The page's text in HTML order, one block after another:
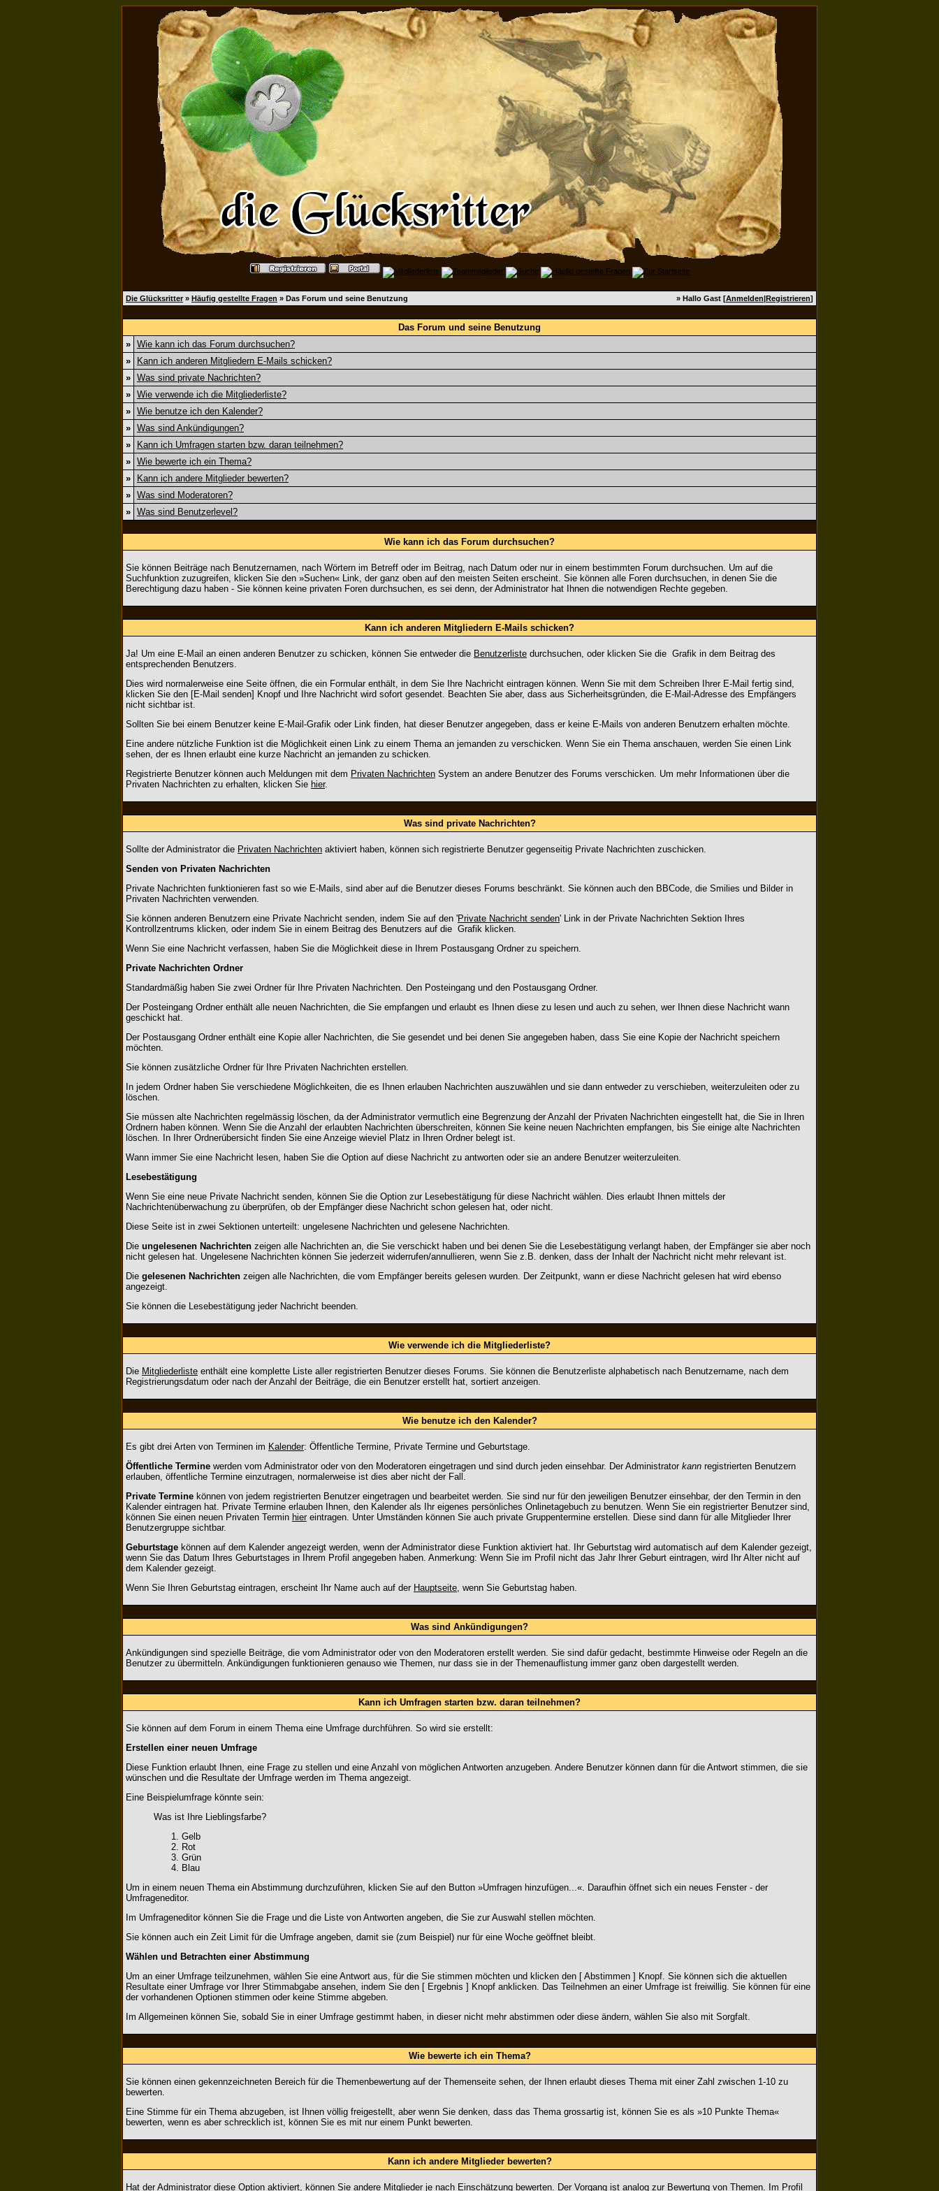
Die Glücksritter » Häufig gestellte Fragen » Das Forum und seine Benutzung » Hallo Gast [Anmelden|Registrieren]
Das Forum und seine Benutzung
» Wie kann ich das Forum durchsuchen?
»
Kann ich anderen Mitgliedern E-Mails schicken?
» Was sind private Nachrichten?
» Wie verwende ich die Mitgliederliste?
» Wie benutze ich den Kalender?
» Was sind Ankündigungen?
»
Kann ich Umfragen starten bzw. daran teilnehmen?
» Wie bewerte ich ein Thema?
»
Kann ich andere Mitglieder bewerten?
» Was sind Moderatoren?
» Was sind Benutzerlevel?
Wie kann ich das Forum durchsuchen?
Sie können Beiträge nach Benutzernamen, nach Wörtern im Betreff oder im Beitrag, nach Datum oder nur in einem bestimmten Forum durchsuchen. Um auf die
Suchfunktion zuzugreifen, klicken Sie den »Suchen« Link, der ganz oben auf den meisten Seiten erscheint. Sie können alle Foren durchsuchen, in denen Sie die
Berechtigung dazu haben - Sie können keine privaten Foren durchsuchen, es sei denn, der Administrator hat Ihnen die notwendigen Rechte gegeben.
Kann ich anderen Mitgliedern E-Mails schicken?
Ja! Um eine E-Mail an einen anderen Benutzer zu schicken, können Sie entweder die Benutzerliste durchsuchen, oder klicken Sie die Grafik in dem Beitrag des
entsprechenden Benutzers.
Dies wird normalerweise eine Seite öffnen, die ein Formular enthält, in dem Sie Ihre Nachricht eintragen können. Wenn Sie mit dem Schreiben Ihrer E-Mail fertig sind,
klicken Sie den [E-Mail senden] Knopf und Ihre Nachricht wird sofort gesendet. Beachten Sie aber, dass aus Sicherheitsgründen, die E-Mail-Adresse des Empfängers
nicht sichtbar ist.
Sollten Sie bei einem Benutzer keine E-Mail-Grafik oder Link finden, hat dieser Benutzer angegeben, dass er keine E-Mails von anderen Benutzern erhalten möchte.
Eine andere nützliche Funktion ist die Möglichkeit einen Link zu einem Thema an jemanden zu verschicken. Wenn Sie ein Thema anschauen, werden Sie einen Link
sehen, der es Ihnen erlaubt eine kurze Nachricht an jemanden zu schicken.
Registrierte Benutzer können auch Meldungen mit dem Privaten Nachrichten System an andere Benutzer des Forums verschicken. Um mehr Informationen über die
Privaten Nachrichten zu erhalten, klicken Sie hier.
Was sind private Nachrichten?
Sollte der Administrator die Privaten Nachrichten aktiviert haben, können sich registrierte Benutzer gegenseitig Private Nachrichten zuschicken.
Senden von Privaten Nachrichten
Private Nachrichten funktionieren fast so wie E-Mails, sind aber auf die Benutzer dieses Forums beschränkt. Sie können auch den BBCode, die Smilies und Bilder in
Privaten Nachrichten verwenden.
Sie können anderen Benutzern eine Private Nachricht senden, indem Sie auf den 'Private Nachricht senden' Link in der Private Nachrichten Sektion Ihres
Kontrollzentrums klicken, oder indem Sie in einem Beitrag des Benutzers auf die Grafik klicken.
Wenn Sie eine Nachricht verfassen, haben Sie die Möglichkeit diese in Ihrem Postausgang Ordner zu speichern.
Private Nachrichten Ordner
Standardmäßig haben Sie zwei Ordner für Ihre Privaten Nachrichten. Den Posteingang und den Postausgang Ordner.
Der Posteingang Ordner enthält alle neuen Nachrichten, die Sie empfangen und erlaubt es Ihnen diese zu lesen und auch zu sehen, wer Ihnen diese Nachricht wann
geschickt hat.
Der Postausgang Ordner enthält eine Kopie aller Nachrichten, die Sie gesendet und bei denen Sie angegeben haben, dass Sie eine Kopie der Nachricht speichern
möchten.
Sie können zusätzliche Ordner für Ihre Privaten Nachrichten erstellen.
In jedem Ordner haben Sie verschiedene Möglichkeiten, die es Ihnen erlauben Nachrichten auszuwählen und sie dann entweder zu verschieben, weiterzuleiten oder zu
löschen.
Sie müssen alte Nachrichten regelmässig löschen, da der Administrator vermutlich eine Begrenzung der Anzahl der Privaten Nachrichten eingestellt hat, die Sie in Ihren
Ordnern haben können. Wenn Sie die Anzahl der erlaubten Nachrichten überschreiten, können Sie keine neuen Nachrichten empfangen, bis Sie einige alte Nachrichten
löschen. In Ihrer Ordnerübersicht finden Sie eine Anzeige wieviel Platz in Ihren Ordner belegt ist.
Wann immer Sie eine Nachricht lesen, haben Sie die Option auf diese Nachricht zu antworten oder sie an andere Benutzer weiterzuleiten.
Lesebestätigung
Wenn Sie eine neue Private Nachricht senden, können Sie die Option zur Lesebestätigung für diese Nachricht wählen. Dies erlaubt Ihnen mittels der
Nachrichtenüberwachung zu überprüfen, ob der Empfänger diese Nachricht schon gelesen hat, oder nicht.
Diese Seite ist in zwei Sektionen unterteilt: ungelesene Nachrichten und gelesene Nachrichten.
Die ungelesenen Nachrichten zeigen alle Nachrichten an, die Sie verschickt haben und bei denen Sie die Lesebestätigung verlangt haben, der Empfänger sie aber noch
nicht gelesen hat. Ungelesene Nachrichten können Sie jederzeit widerrufen/annullieren, wenn Sie z.B. denken, dass der Inhalt der Nachricht nicht mehr relevant ist.
Die gelesenen Nachrichten zeigen alle Nachrichten, die vom Empfänger bereits gelesen wurden. Der Zeitpunkt, wann er diese Nachricht gelesen hat wird ebenso
angezeigt.
Sie können die Lesebestätigung jeder Nachricht beenden.
Wie verwende ich die Mitgliederliste?
Die Mitgliederliste enthält eine komplette Liste aller registrierten Benutzer dieses Forums. Sie können die Benutzerliste alphabetisch nach Benutzername, nach dem
Registrierungsdatum oder nach der Anzahl der Beiträge, die ein Benutzer erstellt hat, sortiert anzeigen.
Wie benutze ich den Kalender?
Es gibt drei Arten von Terminen im Kalender: Öffentliche Termine, Private Termine und Geburtstage.
Öffentliche Termine werden vom Administrator oder von den Moderatoren eingetragen und sind durch jeden einsehbar. Der Administrator kann registrierten Benutzern
erlauben, öffentliche Termine einzutragen, normalerweise ist dies aber nicht der Fall.
Private Termine können von jedem registrierten Benutzer eingetragen und bearbeitet werden. Sie sind nur für den jeweiligen Benutzer einsehbar, der den Termin in den
Kalender eintragen hat. Private Termine erlauben Ihnen, den Kalender als Ihr eigenes persönliches Onlinetagebuch zu benutzen. Wenn Sie ein registrierter Benutzer sind,
können Sie einen neuen Privaten Termin hier eintragen. Unter Umständen können Sie auch private Gruppentermine erstellen. Diese sind dann für alle Mitglieder Ihrer
Benutzergruppe sichtbar.
Geburtstage können auf dem Kalender angezeigt werden, wenn der Administrator diese Funktion aktiviert hat. Ihr Geburtstag wird automatisch auf dem Kalender gezeigt,
wenn Sie das Datum Ihres Geburtstages in Ihrem Profil angegeben haben. Anmerkung: Wenn Sie im Profil nicht das Jahr Ihrer Geburt eintragen, wird Ihr Alter nicht auf
dem Kalender gezeigt.
Wenn Sie Ihren Geburtstag eintragen, erscheint Ihr Name auch auf der Hauptseite, wenn Sie Geburtstag haben.
Was sind Ankündigungen?
Ankündigungen sind spezielle Beiträge, die vom Administrator oder von den Moderatoren erstellt werden. Sie sind dafür gedacht, bestimmte Hinweise oder Regeln an die
Benutzer zu übermitteln. Ankündigungen funktionieren genauso wie Themen, nur dass sie in der Themenauflistung immer ganz oben dargestellt werden.
Kann ich Umfragen starten bzw. daran teilnehmen?
Sie können auf dem Forum in einem Thema eine Umfrage durchführen. So wird sie erstellt:
Erstellen einer neuen Umfrage
Diese Funktion erlaubt Ihnen, eine Frage zu stellen und eine Anzahl von möglichen Antworten anzugeben. Andere Benutzer können dann für die Antwort stimmen, die sie
wünschen und die Resultate der Umfrage werden im Thema angezeigt.
Eine Beispielumfrage könnte sein:
Was ist Ihre Lieblingsfarbe?
Gelb
Rot
Grün
Blau
Um in einem neuen Thema ein Abstimmung durchzuführen, klicken Sie auf den Button »Umfragen hinzufügen...«. Daraufhin öffnet sich ein neues Fenster - der
Umfrageneditor.
Im Umfrageneditor können Sie die Frage und die Liste von Antworten angeben, die Sie zur Auswahl stellen möchten.
Sie können auch ein Zeit Limit für die Umfrage angeben, damit sie (zum Beispiel) nur für eine Woche geöffnet bleibt.
Wählen und Betrachten einer Abstimmung
Um an einer Umfrage teilzunehmen, wählen Sie eine Antwort aus, für die Sie stimmen möchten und klicken den [ Abstimmen ] Knopf. Sie können sich die aktuellen
Resultate einer Umfrage vor Ihrer Stimmabgabe ansehen, indem Sie den [ Ergebnis ] Knopf anklicken. Das Teilnehmen an einer Umfrage ist freiwillig. Sie können für eine
der vorhandenen Optionen stimmen oder keine Stimme abgeben.
Im Allgemeinen können Sie, sobald Sie in einer Umfrage gestimmt haben, in dieser nicht mehr abstimmen oder diese ändern, wählen Sie also mit Sorgfalt.
Wie bewerte ich ein Thema?
Sie können einen gekennzeichneten Bereich für die Themenbewertung auf der Themenseite sehen, der Ihnen erlaubt dieses Thema mit einer Zahl zwischen 1-10 zu
bewerten.
Eine Stimme für ein Thema abzugeben, ist Ihnen völlig freigestellt, aber wenn Sie denken, dass das Thema grossartig ist, können Sie es als »10 Punkte Thema«
bewerten, wenn es aber schrecklich ist, können Sie es mit nur einem Punkt bewerten.
Kann ich andere Mitglieder bewerten?
Hat der Administrator diese Option aktiviert, können Sie andere Mitglieder je nach Einschätzung bewerten. Der Vorgang ist analog zur Bewertung von Themen. Im Profil